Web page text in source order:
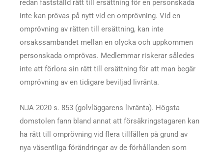
redan fastställd rätt till ersättning för en personskada
inte kan prövas på nytt vid en omprövning. Vid en
omprövning av rätten till ersättning, kan inte
orsakssambandet mellan en olycka och uppkommen
personskada omprövas. Medlemmar riskerar således
inte att förlora sin rätt till ersättning för att man begär
omprövning av en tidigare beviljad livränta.
NJA 2020 s. 853 (golvläggarens livränta). Högsta
domstolen fann bland annat att försäkringstagaren kan
ha rätt till omprövning vid flera tillfällen på grund av
nya väsentliga förändringar av de förhållanden som